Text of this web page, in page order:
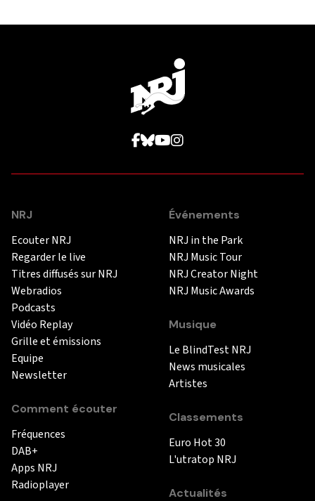
NRJ
Ecouter NRJ
Regarder le live
Titres diffusés sur NRJ
Webradios
Podcasts
Vidéo Replay
Grille et émissions
Equipe
Newsletter
Comment écouter
Fréquences
DAB+
Apps NRJ
Radioplayer
Événements
NRJ in the Park
NRJ Music Tour
NRJ Creator Night
NRJ Music Awards
Musique
Le BlindTest NRJ
News musicales
Artistes
Classements
Euro Hot 30
L'utratop NRJ
Actualités